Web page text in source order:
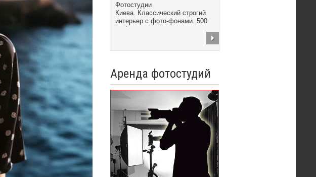
Фотостудии
Киева. Классический строгий
интерьер с фото-фонами. 500
грн/час
Аренда фотостудий